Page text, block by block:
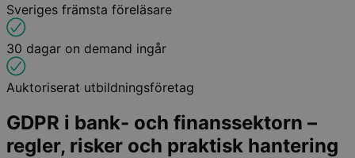
Sveriges främsta föreläsare
30 dagar on demand ingår
Auktoriserat utbildningsföretag
GDPR i bank- och finanssektorn –
regler, risker och praktisk hantering